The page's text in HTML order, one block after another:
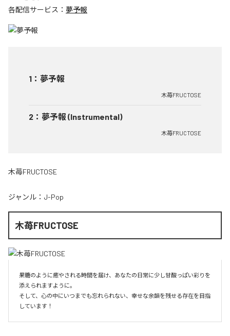
各配信サービス： 夢予報
1 ： 夢予報
木苺FRUCTOSE
2 ： 夢予報 (Instrumental)
木苺FRUCTOSE
木苺FRUCTOSE
ジャンル： J-Pop
木苺FRUCTOSE
果糖のように癒やされる時間を届け、あなたの日常に少し甘酸っぱい彩りを
添えられますように。
そして、心の中にいつまでも忘れられない、幸せな余韻を残せる存在を目指
しています！